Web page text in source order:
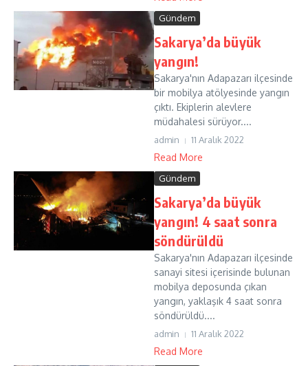
Gündem
Sakarya’da büyük
yangın!
Sakarya'nın Adapazarı ilçesinde
bir mobilya atölyesinde yangın
çıktı. Ekiplerin alevlere
müdahalesi sürüyor....
admin 11 Aralık 2022
Read More
Gündem
Sakarya’da büyük
yangın! 4 saat sonra
söndürüldü
Sakarya'nın Adapazarı ilçesinde
sanayi sitesi içerisinde bulunan
mobilya deposunda çıkan
yangın, yaklaşık 4 saat sonra
söndürüldü....
admin 11 Aralık 2022
Read More